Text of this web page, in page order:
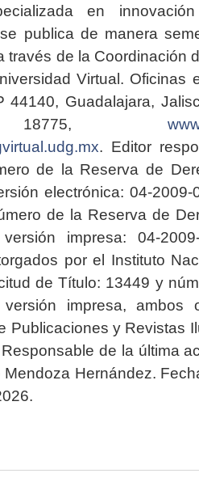
en
publica de manera
través de la Coordinación
Virtual. Oficinas
44140, Guadalajara,
. Editor
de la Reserva de
electrónica: 04-2009-
de la Reserva de
impresa: 04-2009-
por el Instituto
de Título: 13449 y
impresa, ambos
Publicaciones y Revistas
de la última
Mendoza Hernández.